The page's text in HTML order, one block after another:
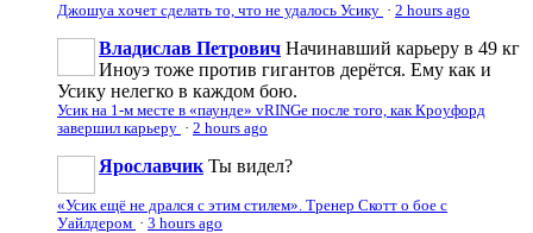
Джошуа хочет сделать то, что не удалось Усику · 2 hours ago
Владислав Петрович Начинавший карьеру в 49 кг
Иноуэ тоже против гигантов дерётся. Ему как и
Усику нелегко в каждом бою.
Усик на 1-м месте в «паунде» vRINGe после того, как Кроуфорд
завершил карьеру · 2 hours ago
Ярославчик Ты видел?
«Усик ещё не дрался с этим стилем». Тренер Скотт о бое с
Уайлдером · 3 hours ago